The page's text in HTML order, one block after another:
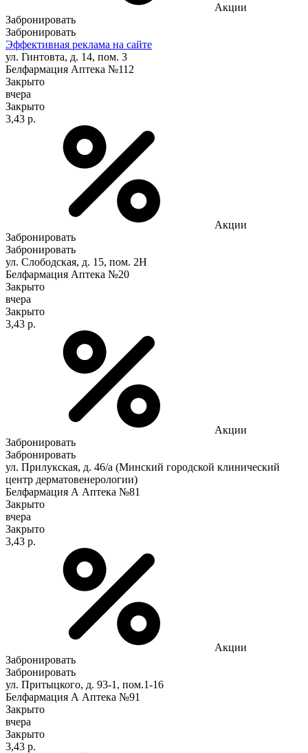
Акции
Забронировать
Забронировать
Эффективная реклама на сайте
ул. Гинтовта, д. 14, пом. 3
Белфармация Аптека №112
Закрыто
вчера
Закрыто
3,43 р.
Акции
Забронировать
Забронировать
ул. Слободская, д. 15, пом. 2Н
Белфармация Аптека №20
Закрыто
вчера
Закрыто
3,43 р.
Акции
Забронировать
Забронировать
ул. Прилукская, д. 46/а (Минский городской клинический
центр дерматовенерологии)
Белфармация А Аптека №81
Закрыто
вчера
Закрыто
3,43 р.
Акции
Забронировать
Забронировать
ул. Притыцкого, д. 93-1, пом.1-16
Белфармация А Аптека №91
Закрыто
вчера
Закрыто
3,43 р.